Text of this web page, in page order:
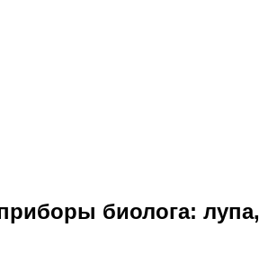
биолога: лупа,